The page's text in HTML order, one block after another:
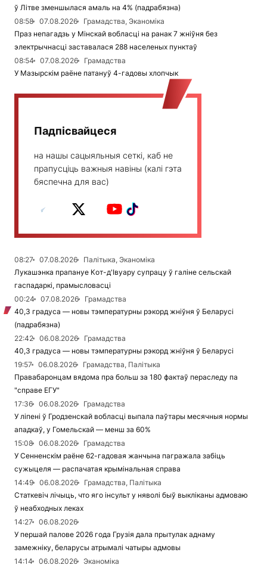
ў Літве зменшылася амаль на 4% (падрабязна)
08:58
07.08.2026
Грамадства, Эканоміка
Праз непагадзь у Мінскай вобласці на ранак 7 жніўня без
электрычнасці заставалася 288 населеных пунктаў
08:54
07.08.2026
Грамадства
У Мазырскім раёне патануў 4-гадовы хлопчык
Падпісвайцеся
на нашы сацыяльныя сеткі, каб не
прапусціць важныя навіны (калі гэта
бяспечна для вас)
08:27 07.08.2026
Палітыка, Эканоміка
Лукашэнка прапануе Кот-д'Івуару супрацу ў галіне сельскай
гаспадаркі, прамысловасці
00:24
07.08.2026
Грамадства
40,3 градуса — новы тэмпературны рэкорд жніўня ў Беларусі
(падрабязна)
22:42
06.08.2026
Грамадства
40,3 градуса — новы тэмпературны рэкорд жніўня ў Беларусі
19:57
06.08.2026
Грамадства, Палітыка
Правабаронцам вядома пра больш за 180 фактаў пераследу па
"справе ЕГУ"
17:36
06.08.2026
Грамадства
У ліпені ў Гродзенскай вобласці выпала паўтары месячныя нормы
ападкаў, у Гомельскай — менш за 60%
15:08
06.08.2026
Грамадства
У Сенненскім раёне 62-гадовая жанчына пагражала забіць
сужыцеля — распачатая крымінальная справа
14:49
06.08.2026
Грамадства, Палітыка
Статкевіч лічыць, что яго інсульт у няволі быў выкліканы адмоваю
ў неабходных леках
14:27
06.08.2026
У першай палове 2026 года Грузія дала прытулак аднаму
замежніку, беларусы атрымалі чатыры адмовы
14:14
06.08.2026
Эканоміка